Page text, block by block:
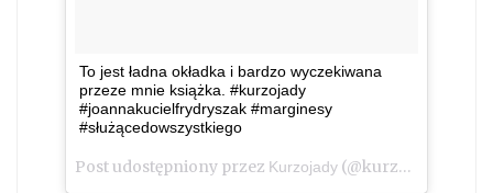
To jest ładna okładka i bardzo wyczekiwana
przeze mnie książka. #kurzojady
#joannakucielfrydryszak #marginesy
#służącedowszystkiego
Post udostępniony przez Kurzojady (@kurzojady_insta)